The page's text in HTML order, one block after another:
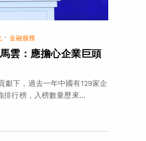
· 金融服務
雲：應擔心企業巨頭
獻下，過去一年中國有129家企
行榜，入榜數量歷來...